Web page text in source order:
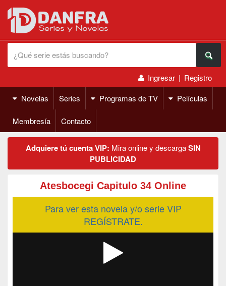
Ingresar | Registro
Novelas
Series Programas de TV Películas
Membresía Contacto
Adquiere tú cuenta VIP: Mira online y descargaSIN
PUBLICIDAD
Atesbocegi Capitulo 34 Online
Para ver esta novela y/o serie VIP
REGÍSTRATE.